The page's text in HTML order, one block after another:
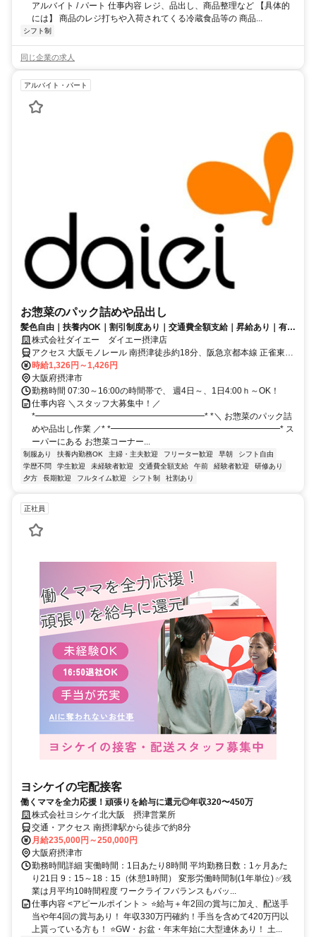
アルバイト / パート 仕事内容 レジ、品出し、商品整理など 【具体的
には】 商品のレジ打ちや入荷されてくる冷蔵食品等の 商品...
シフト制
同じ企業の求人
アルバイト・パート
お惣菜のパック詰めや品出し
髪色自由｜扶養内OK｜割引制度あり｜交通費全額支給｜昇給あり｜有給
あり株式会社ダイエー ダイエー摂津店
アクセス 大阪モノレール 南摂津徒歩約18分、阪急京都本線 正雀東口
徒歩約19分、大阪モノレール 摂津徒歩約22分
時給1,326円～1,426円
大阪府摂津市
勤務時間 07:30～16:00の時間帯で、 週4日～、1日4:00ｈ～OK！
仕事内容 ＼スタッフ大募集中！／
*━━━━━━━━━━━━━━━━━━━━* *＼ お惣菜のパック詰
めや品出し作業 ／* *━━━━━━━━━━━━━━━━━━━━* ス
ーパーにある お惣菜コーナー...
制服あり 扶養内勤務OK 主婦・主夫歓迎 フリーター歓迎 早朝
シフト自由
学歴不問
学生歓迎 未経験者歓迎 交通費全額支給 午前 経験者歓迎
研修あり
夕方
長期歓迎 フルタイム歓迎 シフト制 社割あり
正社員
ヨシケイの宅配接客
働くママを全力応援！頑張りを給与に還元◎年収320〜450万
株式会社ヨシケイ北大阪 摂津営業所
交通・アクセス 南摂津駅から徒歩で約8分
月給235,000円～250,000円
大阪府摂津市
勤務時間詳細 実働時間：1日あたり8時間 平均勤務日数：1ヶ月あた
り21日 9：15～18：15（休憩1時間） 変形労働時間制(1年単位) ✅残
業は月平均10時間程度 ワークライフバランスもバッ...
仕事内容 <アピールポイント＞ ⭐給与＋年2回の賞与に加え、配送手
当や年4回の賞与あり！ 年収330万円確約！手当を含めて420万円以
上貰っている方も！ ⭐GW・お盆・年末年始に大型連休あり！ 土...